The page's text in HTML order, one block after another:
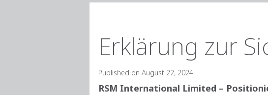
Erklärung zur
Published on August 22, 2024
RSM International Limited –